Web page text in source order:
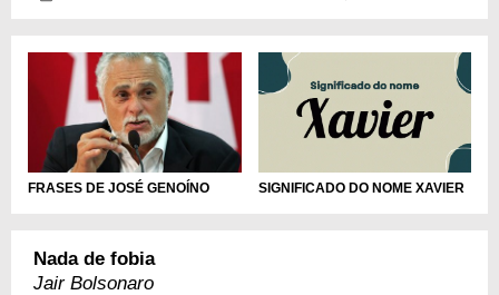
FRASES DE JOSÉ GENOÍNO SIGNIFICADO DO NOME XAVIER
Nada de fobia
Jair Bolsonaro